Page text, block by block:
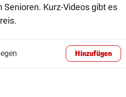
Senioren. Kurz-Videos gibt es
Hinzufügen